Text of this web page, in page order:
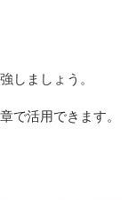
しましょう。
で活用できます。